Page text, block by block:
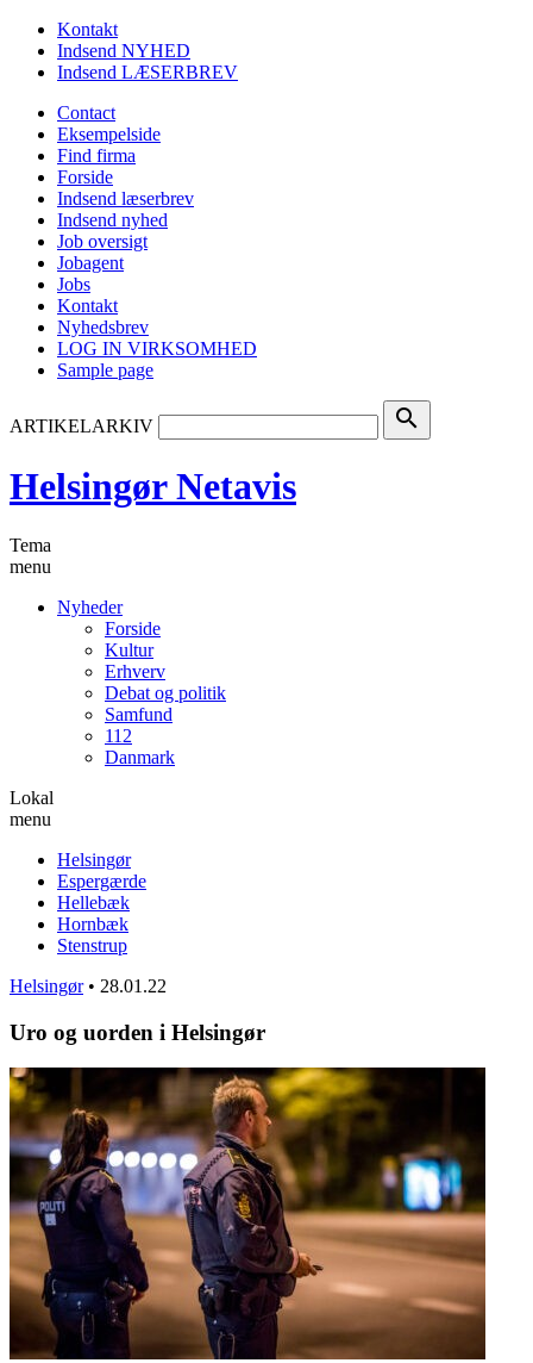
Kontakt
Indsend NYHED
Indsend LÆSERBREV
Contact
Eksempelside
Find firma
Forside
Indsend læserbrev
Indsend nyhed
Job oversigt
Jobagent
Jobs
Kontakt
Nyhedsbrev
LOG IN VIRKSOMHED
Sample page
ARTIKELARKIV search
Helsingør Netavis
Tema
menu
Nyheder
Forside
Kultur
Erhverv
Debat og politik
Samfund
112
Danmark
Lokal
menu
Helsingør
Espergærde
Hellebæk
Hornbæk
Stenstrup
Helsingør • 28.01.22
Uro og uorden i Helsingør